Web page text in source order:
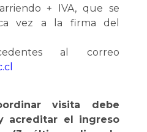
+ IVA, que se
vez a la firma del
al correo
visita debe
acreditar el ingreso